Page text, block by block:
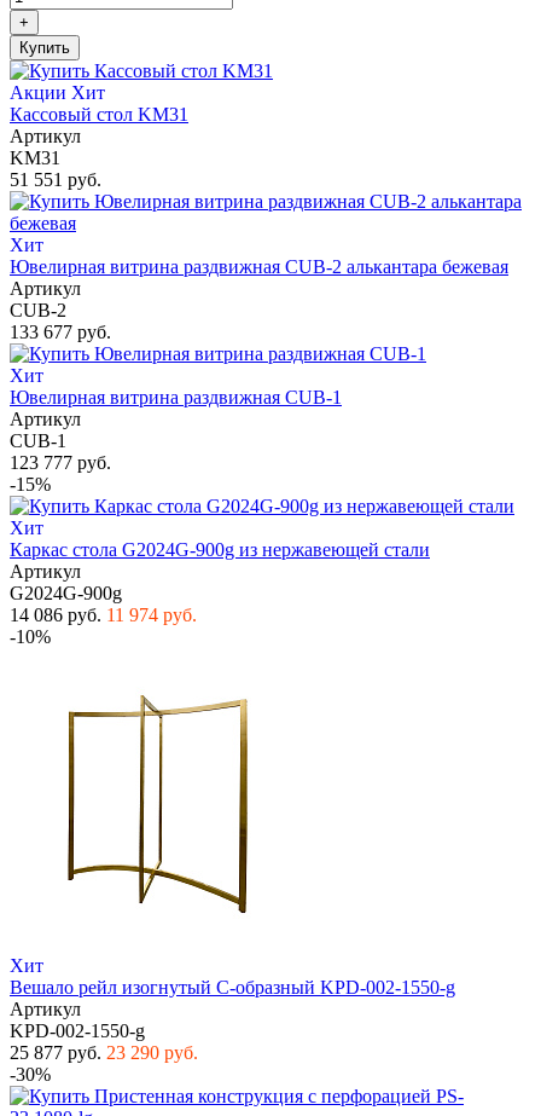
+
Купить
Акции Хит
Кассовый стол KM31
Артикул
KM31
51 551 руб.
Хит
Ювелирная витрина раздвижная CUB-2 алькантара бежевая
Артикул
CUB-2
133 677 руб.
Хит
Ювелирная витрина раздвижная CUB-1
Артикул
CUB-1
123 777 руб.
-15%
Хит
Каркас стола G2024G-900g из нержавеющей стали
Артикул
G2024G-900g
14 086 руб. 11 974 руб.
-10%
Хит
Вешало рейл изогнутый С-образный KPD-002-1550-g
Артикул
KPD-002-1550-g
25 877 руб. 23 290 руб.
-30%